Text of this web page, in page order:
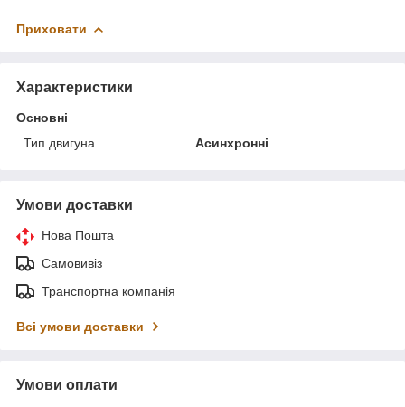
Приховати
Характеристики
Основні
Тип двигуна
Асинхронні
Умови доставки
Нова Пошта
Самовивіз
Транспортна компанія
Всі умови доставки
Умови оплати